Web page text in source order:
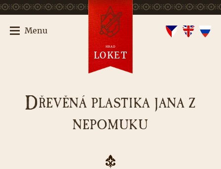
DŘEVĚNÁ PLASTIKA JANA Z
NEPOMUKU
Menu
HRAD
LOKET